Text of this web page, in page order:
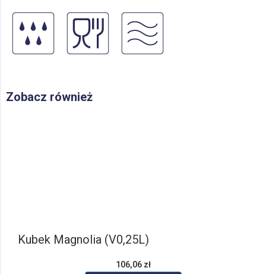
Zobacz również
Kubek Magnolia (V0,25L)
106,06 zł